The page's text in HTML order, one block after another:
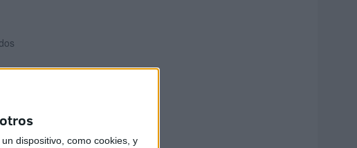
dispositivo, como cookies, y